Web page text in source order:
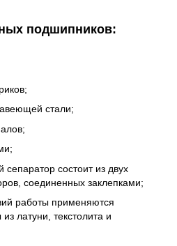
подшипников:
стали;
состоит из двух
соединенных заклепками;
работы применяются
латуни, текстолита и